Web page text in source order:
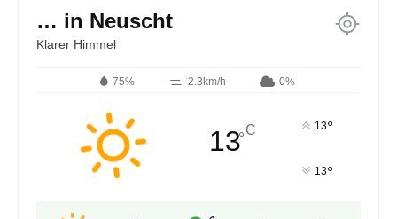
… in Neuscht
Klarer Himmel
75% 2.3km/h 0%
13°C 13°
13°